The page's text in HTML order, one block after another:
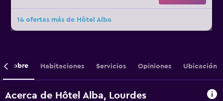
14 ofertas más de Hôtel Alba
Sobre Habitaciones Servicios Opiniones Ubicación
Acerca de Hôtel Alba, Lourdes